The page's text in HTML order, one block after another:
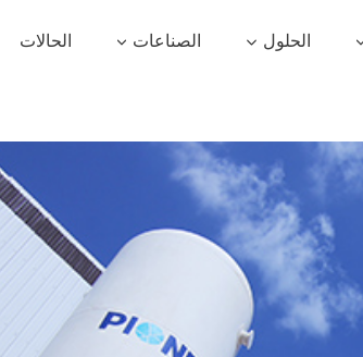
الحلول الصناعات الحالات